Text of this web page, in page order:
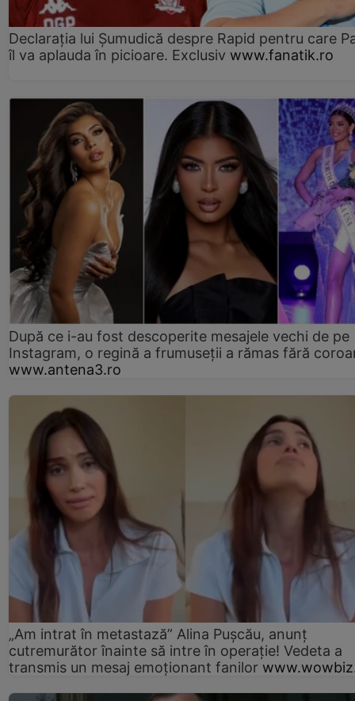
Declarația lui Șumudică despre Rapid pentru care
îl va aplauda în picioare. Exclusiv www.fanatik.ro
După ce i-au fost descoperite mesajele vechi de pe
Instagram, o regină a frumuseții a rămas fără
www.antena3.ro
„Am intrat în metastază” Alina Pușcău, anunț
cutremurător înainte să intre în operație! Vedeta a
transmis un mesaj emoționant fanilor